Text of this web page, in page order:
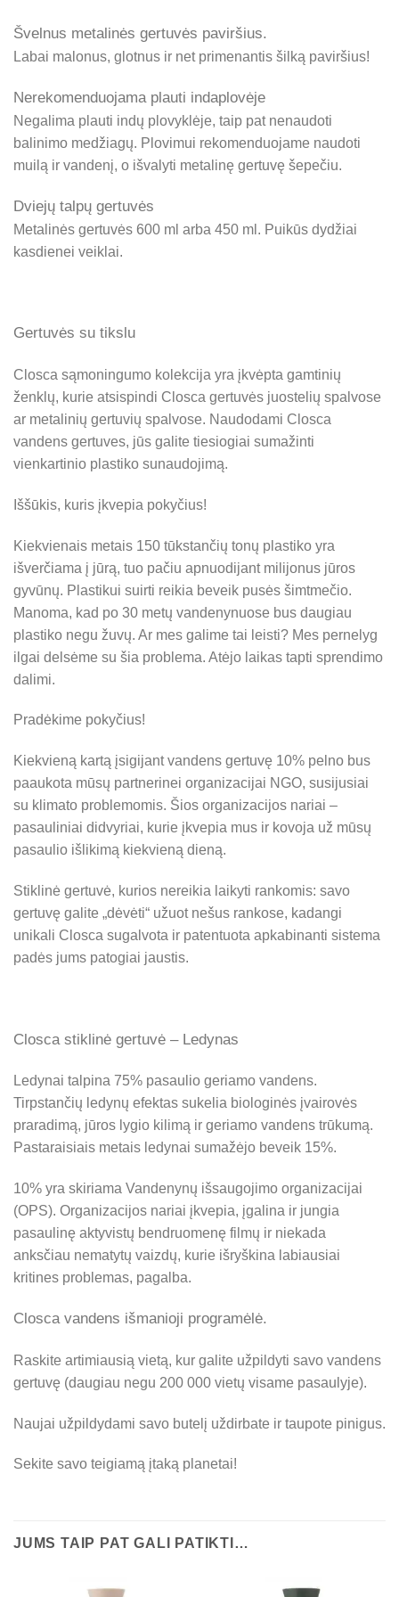
Švelnus metalinės gertuvės paviršius.
Labai malonus, glotnus ir net primenantis šilką paviršius!
Nerekomenduojama plauti indaplovėje
Negalima plauti indų plovyklėje, taip pat nenaudoti
balinimo medžiagų. Plovimui rekomenduojame naudoti
muilą ir vandenį, o išvalyti metalinę gertuvę šepečiu.
Dviejų talpų gertuvės
Metalinės gertuvės 600 ml arba 450 ml. Puikūs dydžiai
kasdienei veiklai.
Gertuvės su tikslu
Closca sąmoningumo kolekcija yra įkvėpta gamtinių
ženklų, kurie atsispindi Closca gertuvės juostelių spalvose
ar metalinių gertuvių spalvose. Naudodami Closca
vandens gertuves, jūs galite tiesiogiai sumažinti
vienkartinio plastiko sunaudojimą.
Iššūkis, kuris įkvepia pokyčius!
Kiekvienais metais 150 tūkstančių tonų plastiko yra
išverčiama į jūrą, tuo pačiu apnuodijant milijonus jūros
gyvūnų. Plastikui suirti reikia beveik pusės šimtmečio.
Manoma, kad po 30 metų vandenynuose bus daugiau
plastiko negu žuvų. Ar mes galime tai leisti? Mes pernelyg
ilgai delsėme su šia problema. Atėjo laikas tapti sprendimo
dalimi.
Pradėkime pokyčius!
Kiekvieną kartą įsigijant vandens gertuvę 10% pelno bus
paaukota mūsų partnerinei organizacijai NGO, susijusiai
su klimato problemomis. Šios organizacijos nariai –
pasauliniai didvyriai, kurie įkvepia mus ir kovoja už mūsų
pasaulio išlikimą kiekvieną dieną.
Stiklinė gertuvė, kurios nereikia laikyti rankomis: savo
gertuvę galite „dėvėti“ užuot nešus rankose, kadangi
unikali Closca sugalvota ir patentuota apkabinanti sistema
padės jums patogiai jaustis.
Closca stiklinė gertuvė – Ledynas
Ledynai talpina 75% pasaulio geriamo vandens.
Tirpstančių ledynų efektas sukelia biologinės įvairovės
praradimą, jūros lygio kilimą ir geriamo vandens trūkumą.
Pastaraisiais metais ledynai sumažėjo beveik 15%.
10% yra skiriama Vandenynų išsaugojimo organizacijai
(OPS). Organizacijos nariai įkvepia, įgalina ir jungia
pasaulinę aktyvistų bendruomenę filmų ir niekada
anksčiau nematytų vaizdų, kurie išryškina labiausiai
kritines problemas, pagalba.
Closca vandens išmanioji programėlė.
Raskite artimiausią vietą, kur galite užpildyti savo vandens
gertuvę (daugiau negu 200 000 vietų visame pasaulyje).
Naujai užpildydami savo butelį uždirbate ir taupote pinigus.
Sekite savo teigiamą įtaką planetai!
5.0
JUMS TAIP PAT GALI PATIKTI…